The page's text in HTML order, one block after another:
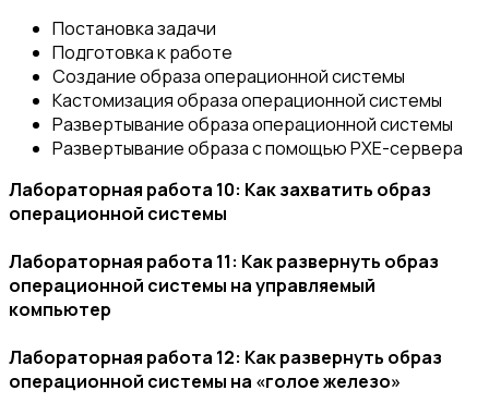
Постановка задачи
Подготовка к работе
Создание образа операционной системы
Кастомизация образа операционной системы
Развертывание образа операционной системы
Развертывание образа с помощью PXE-сервера
Лабораторная работа 10: Как захватить образ
операционной системы
Лабораторная работа 11: Как развернуть образ
операционной системы на управляемый
компьютер
Лабораторная работа 12: Как развернуть образ
операционной системы на «голое железо»